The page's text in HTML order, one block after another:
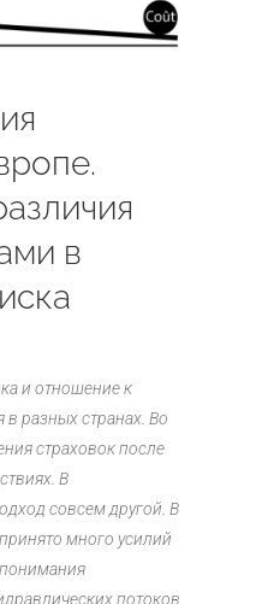
в
и отношение к
в разных странах. Во
страховок после
В
совсем другой. В
много усилий
потоков